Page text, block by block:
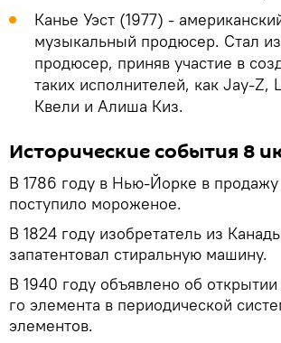
Канье Уэст (1977) -
музыкальный продюсер. Стал
продюсер, приняв участие в
таких исполнителей, как Jay-Z,
Квели и Алиша Киз.
Исторические события 8
В 1786 году в Нью-Йорке в
поступило мороженое.
В 1824 году изобретатель из
запатентовал стиральную машину.
В 1940 году объявлено об
го элемента в периодической
элементов.